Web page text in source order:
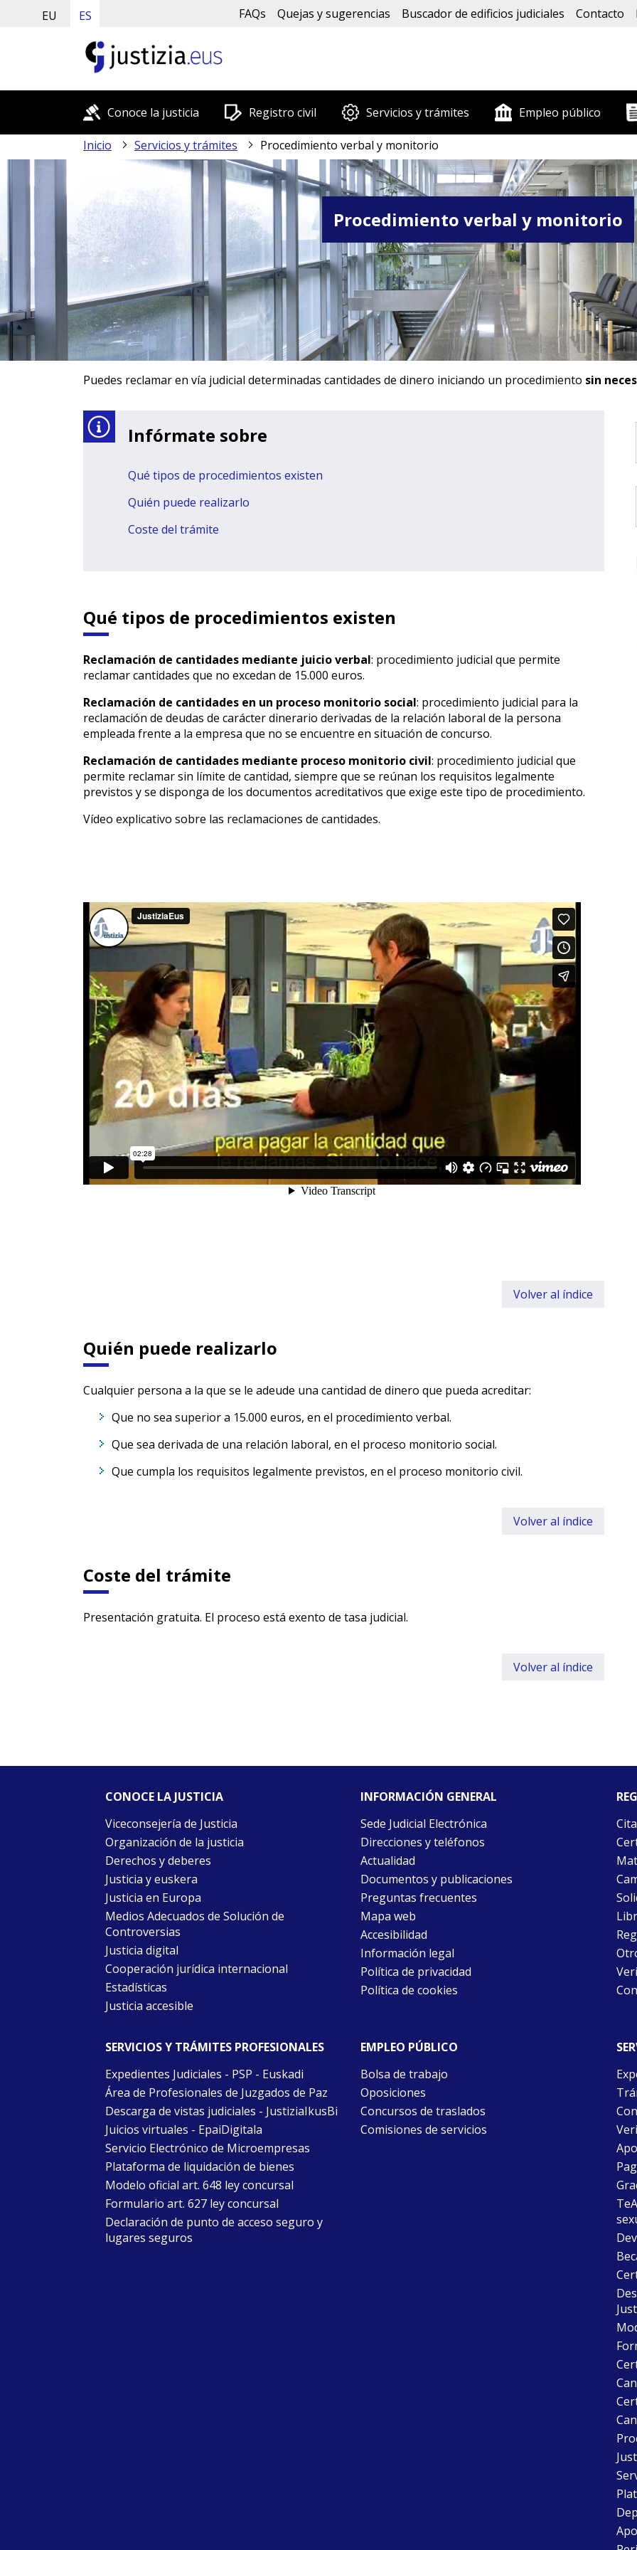
EU ES FAQs Quejas y sugerencias Buscador de edificios judiciales Contacto
Conoce la justicia Registro civil Servicios y trámites Empleo público
Inicio Servicios y trámites Procedimiento verbal y monitorio
Procedimiento verbal y monitorio
Puedes reclamar en vía judicial determinadas cantidades de dinero iniciando un procedimiento sin
Infórmate sobre
Qué tipos de procedimientos existen
Quién puede realizarlo
Coste del trámite
Qué tipos de procedimientos existen
Reclamación de cantidades mediante juicio verbal: procedimiento judicial que permite
reclamar cantidades que no excedan de 15.000 euros.
Reclamación de cantidades en un proceso monitorio social: procedimiento judicial para la
reclamación de deudas de carácter dinerario derivadas de la relación laboral de la persona
empleada frente a la empresa que no se encuentre en situación de concurso.
Reclamación de cantidades mediante proceso monitorio civil: procedimiento judicial que
permite reclamar sin límite de cantidad, siempre que se reúnan los requisitos legalmente
previstos y se disponga de los documentos acreditativos que exige este tipo de procedimiento.
Vídeo explicativo sobre las reclamaciones de cantidades.
Volver al índice
Quién puede realizarlo
Cualquier persona a la que se le adeude una cantidad de dinero que pueda acreditar:
Que no sea superior a 15.000 euros, en el procedimiento verbal.
Que sea derivada de una relación laboral, en el proceso monitorio social.
Que cumpla los requisitos legalmente previstos, en el proceso monitorio civil.
Volver al índice
Coste del trámite
Presentación gratuita. El proceso está exento de tasa judicial.
Volver al índice
CONOCE LA JUSTICIA
Viceconsejería de Justicia
Organización de la justicia
Derechos y deberes
Justicia y euskera
Justicia en Europa
Medios Adecuados de Solución de
Controversias
Justicia digital
Cooperación jurídica internacional
Estadísticas
Justicia accesible
INFORMACIÓN GENERAL
Sede Judicial Electrónica
Direcciones y teléfonos
Actualidad
Documentos y publicaciones
Preguntas frecuentes
Mapa web
Accesibilidad
Información legal
Política de privacidad
Política de cookies
SERVICIOS Y TRÁMITES PROFESIONALES
Expedientes Judiciales - PSP - Euskadi
Área de Profesionales de Juzgados de Paz
Descarga de vistas judiciales - JustiziaIkusBi
Juicios virtuales - EpaiDigitala
Servicio Electrónico de Microempresas
Plataforma de liquidación de bienes
Modelo oficial art. 648 ley concursal
Formulario art. 627 ley concursal
Declaración de punto de acceso seguro y
lugares seguros
EMPLEO PÚBLICO
Bolsa de trabajo
Oposiciones
Concursos de traslados
Comisiones de servicios